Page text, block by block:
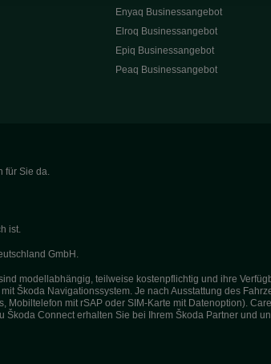
Enyaq Businessangebot
Elroq Businessangebot
Epiq Businessangebot
Peaq Businessangebot
für Sie da.
ist.
GmbH.
modellabhängig, teilweise kostenpflichtig und ihre
Škoda Navigationssystem. Je nach Ausstattung des
mit rSAP oder SIM-Karte mit Datenoption).
Connect erhalten Sie bei Ihrem Škoda Partner und